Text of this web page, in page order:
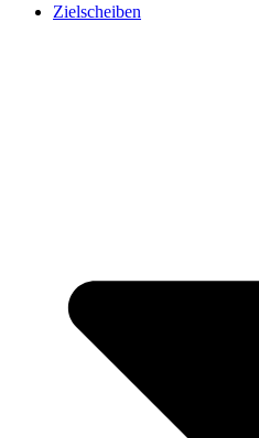
Zielscheiben